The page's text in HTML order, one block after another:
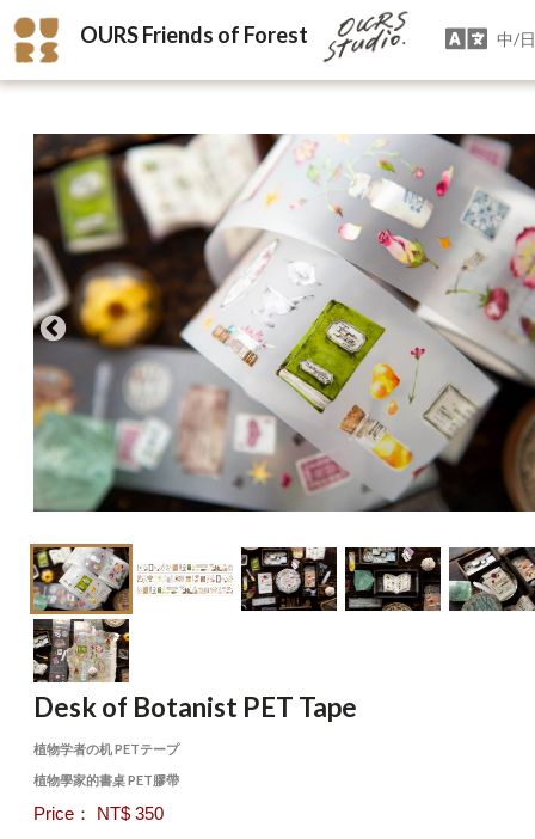
OURS Friends of Forest 中/
Desk of Botanist PET Tape
植物学者の机 PETテープ
植物學家的書桌 PET膠帶
Price： NT$ 350